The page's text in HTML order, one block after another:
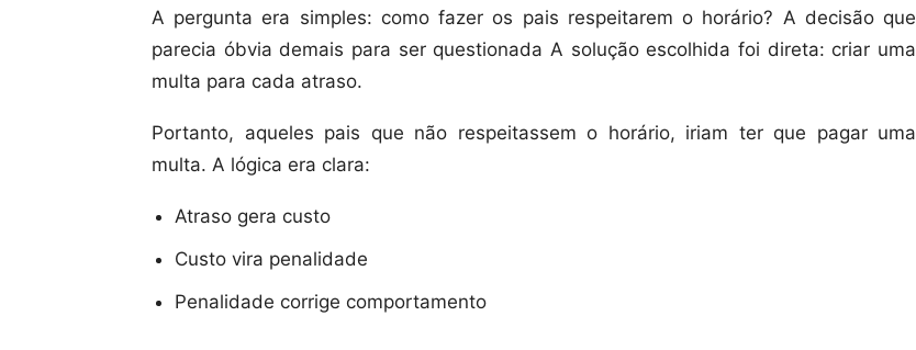
A pergunta era simples: como fazer os pais respeitarem o horário? A decisão que
parecia óbvia demais para ser questionada A solução escolhida foi direta: criar uma
multa para cada atraso.
Portanto, aqueles pais que não respeitassem o horário, iriam ter que pagar uma
multa. A lógica era clara:
Atraso gera custo
Custo vira penalidade
Penalidade corrige comportamento